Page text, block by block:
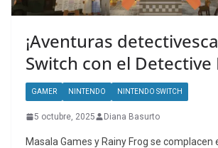
¡Aventuras
Switch con el Detective
GAMER NINTENDO NINTENDO SWITCH
5 octubre, 2025 Diana Basurto
Masala Games y Rainy Frog se complacen